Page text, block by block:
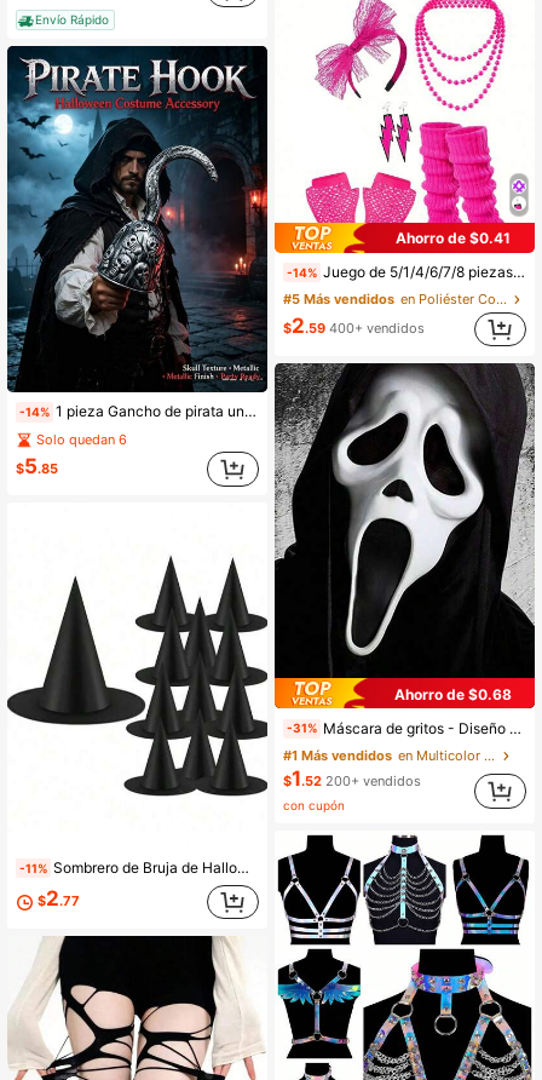
Envío Rápido
-14% 1 pieza Gancho de pirata universal de plástico con calavera, accesorio de disfraz de fiesta estilo vintage moldeado por soplado, accesorio de actuación y decoración de gancho de pirata
Solo quedan 6
$5.85
-11% Sombrero de Bruja de Halloween, Sombrero de Bruja Negro Colgante, Accesorio de Disfraz de Bruja, Adecuado para Decoración de Sombrero de Mago en Interiores y Exteriores, Apto para Hogar, Porche, Techo
$2.77
Ahorro de $0.41
-14% Juego de 5/1/4/6/7/8 piezas, incluye atuendos con temática de los 80 y 90, incluyendo aretes, diademas, guantes de red y calentadores de piernas, adecuado para disfraces de fiesta retro y accesorios de decoración de fiesta
#5 Más vendidos
en Poliéster Conjuntos de accesorios de vestuario
$2.59 400+ vendidos
Ahorro de $0.68
-31% Máscara de gritos - Diseño realista, material de látex de alta calidad, accesorio para juego de roles de asesino, adecuado para Halloween, fiestas, carnavales y actuaciones en el escenario, regalo perfecto de vacaciones para amigos y familiares
#1 Más vendidos
en Multicolor Máscaras
$1.52 200+ vendidos
con cupón